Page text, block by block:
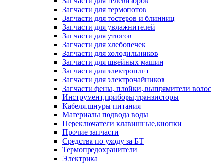
Запчасти для термопотов
Запчасти для тостеров и блинниц
Запчасти для увлажнителей
Запчасти для утюгов
Запчасти для хлебопечек
Запчасти для холодильников
Запчасти для швейных машин
Запчасти для электроплит
Запчасти для электрочайников
Запчасти фены, плойки, выпрямители волос
Инструмент,приборы,транзисторы
Кабеля,шнуры питания
Материалы подвода воды
Переключатели клавишные,кнопки
Прочие запчасти
Средства по уходу за БТ
Термопредохранители
Электрика